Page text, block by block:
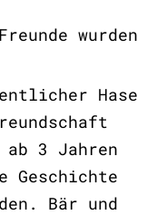
wurden
Hase
ab 3 Jahren
Geschichte
Bär und